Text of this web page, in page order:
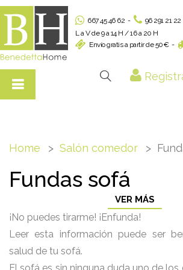
667 45 46 62 - 96 291 21 22
L a V de 9 a 14 H / 16 a 20 H
Envío gratis a partir de 50€ -
Home Salón comedor
Fundas sofá
VER MÁS
¡No puedes tirarme! ¡Enfunda!
Leer esta información puede ser
salud de tu sofá.